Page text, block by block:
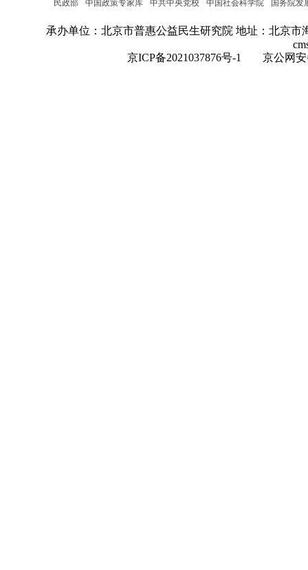
民政部 中国政策专家库 中共中央党校 中国社会科学院 国务院发
承办单位：北京市普惠公益民生研究院 地址：北京市
京ICP备2021037876号-1
京公网安